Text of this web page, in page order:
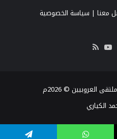
RSS
معنا | سياسة الخصوصية
‫X
‫YouTube
العروبيين © 2026م
الكياري